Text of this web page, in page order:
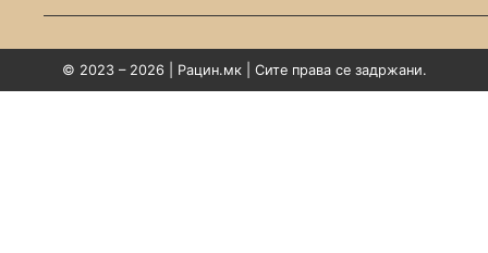
© 2023 – 2026 | Рацин.мк | Сите права се задржани.